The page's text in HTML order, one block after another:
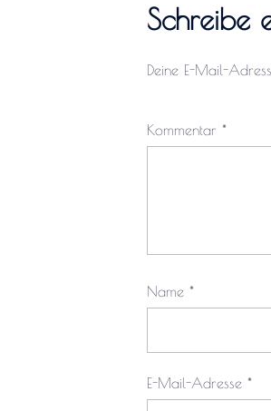
Schreibe
Deine E-Mail-
Kommentar *
Name *
E-Mail-Adresse *